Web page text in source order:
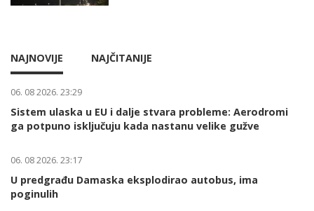
NAJNOVIJE NAJČITANIJE
06. 08 2026. 23:29
Sistem ulaska u EU i dalje stvara probleme: Aerodromi
ga potpuno isključuju kada nastanu velike gužve
06. 08 2026. 23:17
U predgrađu Damaska eksplodirao autobus, ima
poginulih